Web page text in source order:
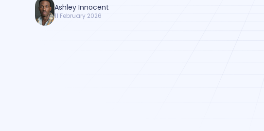
Ashley Innocent
11 February 2026